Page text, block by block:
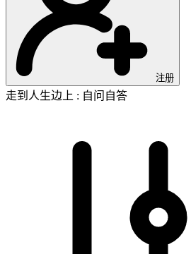
注册
走到人生边上 : 自问自答